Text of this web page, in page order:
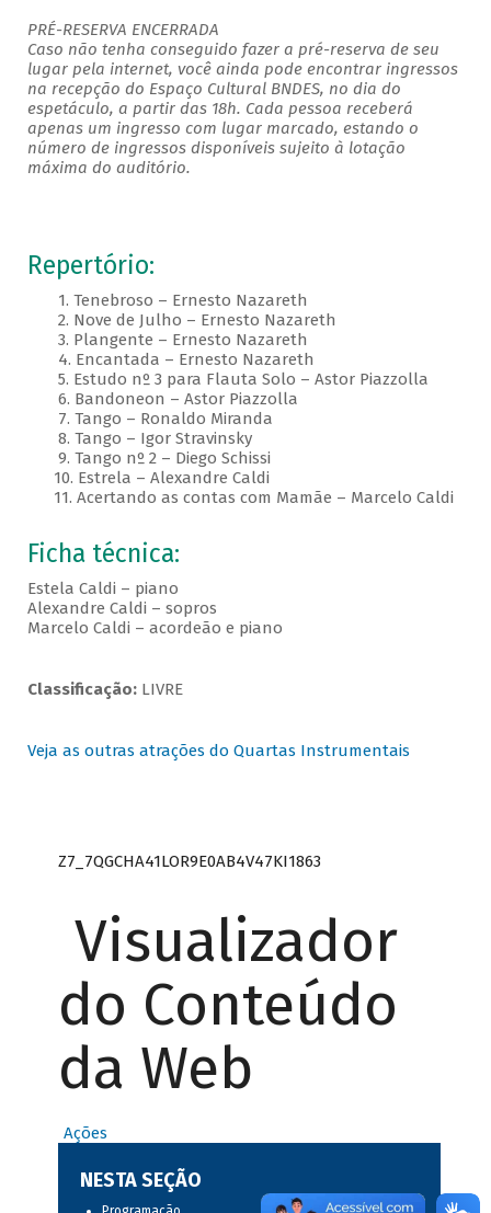
PRÉ-RESERVA ENCERRADA
Caso não tenha conseguido fazer a pré-reserva de seu
lugar pela internet, você ainda pode encontrar ingressos
na recepção do Espaço Cultural BNDES, no dia do
espetáculo, a partir das 18h. Cada pessoa receberá
apenas um ingresso com lugar marcado, estando o
número de ingressos disponíveis sujeito à lotação
máxima do auditório.
Repertório:
1. Tenebroso – Ernesto Nazareth
2. Nove de Julho – Ernesto Nazareth
3. Plangente – Ernesto Nazareth
4. Encantada – Ernesto Nazareth
5. Estudo nº 3 para Flauta Solo – Astor Piazzolla
6. Bandoneon – Astor Piazzolla
7. Tango – Ronaldo Miranda
8. Tango – Igor Stravinsky
9. Tango nº 2 – Diego Schissi
10. Estrela – Alexandre Caldi
11. Acertando as contas com Mamãe – Marcelo Caldi
Ficha técnica:
Estela Caldi – piano
Alexandre Caldi – sopros
Marcelo Caldi – acordeão e piano
Classificação:LIVRE
Veja as outras atrações do Quartas Instrumentais
Z7_7QGCHA41LOR9E0AB4V47KI1863
Visualizador
do Conteúdo
da Web
Ações
NESTA SEÇÃO